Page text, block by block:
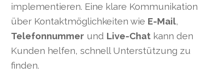
implementieren. Eine klare Kommunikation
über Kontaktmöglichkeiten wie E-Mail,
Telefonnummer und Live-Chat kann den
Kunden helfen, schnell Unterstützung zu
finden.